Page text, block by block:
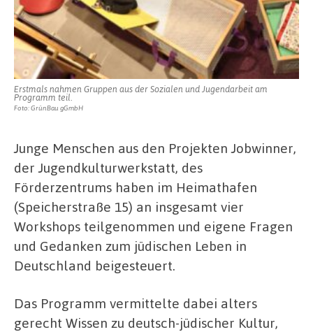
Erstmals nahmen Gruppen aus der Sozialen und Jugendarbeit am
Programm teil.
Foto: GrünBau gGmbH
Junge Menschen aus den Projekten Jobwinner,
der Jugendkulturwerkstatt, des
Förderzentrums haben im Heimathafen
(Speicherstraße 15) an insgesamt vier
Workshops teilgenommen und eigene Fragen
und Gedanken zum jüdischen Leben in
Deutschland beigesteuert.
Das Programm vermittelte dabei alters
gerecht Wissen zu deutsch-jüdischer Kultur,